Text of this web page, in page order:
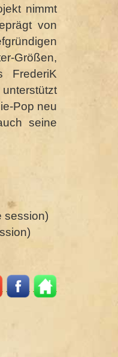
nimmt
von
Größen,
FrederiK
Pop neu
seine
session)